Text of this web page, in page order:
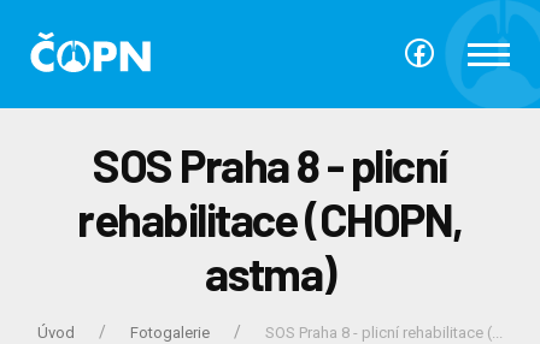
SOS Praha 8 - plicní
rehabilitace (CHOPN,
astma)
Úvod Fotogalerie SOS Praha 8 - plicní rehabilitace (...